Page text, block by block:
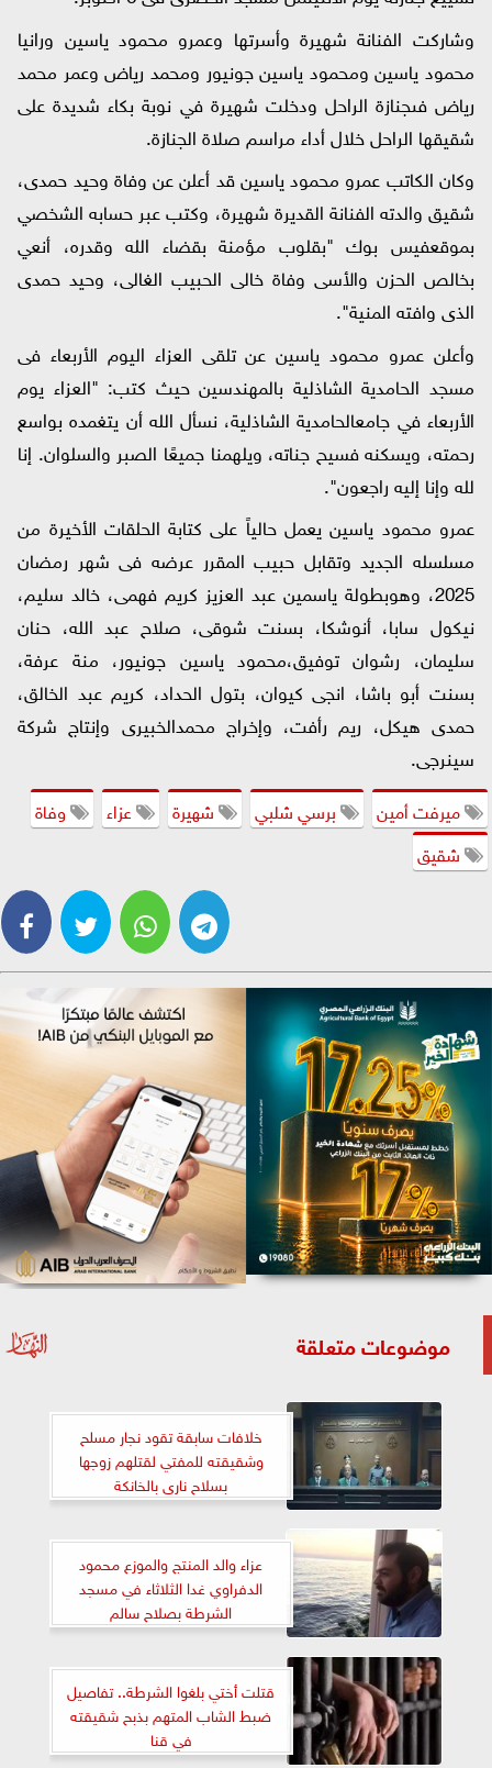
وشاركت الفنانة شهيرة وأسرتها وعمرو محمود ياسين ورانيا
محمود ياسين ومحمود ياسينجونيور ومحمد رياض وعمر محمد
رياض فىجنازة الراحل ودخلت شهيرة في نوبة بكاء شديدة على
شقيقها الراحلخلالأداء مراسم صلاة الجنازة.
وكان الكاتب عمرو محمود ياسينقد أعلنعن وفاة وحيد حمدى،
شقيق والدته الفنانة القديرة شهيرة، وكتبعبر حسابه الشخصي
بموقعفيس بوك"بقلوب مؤمنة بقضاء الله وقدره، أنعي
بخالص الحزن والأسى وفاة خالى الحبيب الغالى، وحيد حمدى
الذى وافته المنية".
وأعلن عمرو محمود ياسين عن تلقى العزاء اليوم الأربعاء فى
مسجد الحامدية الشاذلية بالمهندسين حيث كتب: "العزاء يوم
الأربعاء في جامعالحامدية الشاذلية، نسأل الله أن يتغمده بواسع
رحمته، ويسكنهفسيح جناته، ويلهمنا جميعًا الصبر والسلوان. إنا
لله وإنا إليه راجعون".
عمرو محمود ياسين يعمل حالياً على كتابة الحلقات الأخيرة من
مسلسله الجديد وتقابل حبيب المقرر عرضه فى شهر رمضان
2025، وهوبطولة ياسمين عبد العزيز كريم فهمى، خالد سليم،
نيكول سابا، أنوشكا، بسنت شوقى، صلاح عبد الله، حنان
سليمان، رشوان توفيق،محمود ياسين جونيور، منة عرفة،
بسنت أبو باشا، انجى كيوان، بتول الحداد، كريم عبد الخالق،
حمدى هيكل، ريم رأفت، وإخراج محمدالخبيرى وإنتاج شركة
سينرجى.
ميرفت أمين برسي شلبي شهيرة عزاء
وفاة
شقيق
موضوعات متعلقة
خلافات سابقة تقود نجار مسلح
وشقيقته للمفتي لقتلهم زوجها
بسلاح نارى بالخانكة
عزاء والد المنتج والموزع محمود
الدفراوي غدا الثلاثاء في مسجد
الشرطة بصلاح سالم
قتلت أختي بلغوا الشرطة.. تفاصيل
ضبط الشاب المتهم بذبح شقيقته
في قنا